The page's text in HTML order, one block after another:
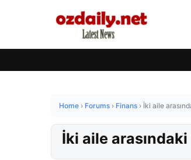
Home › Forums › Finans › İki aile
İki aile